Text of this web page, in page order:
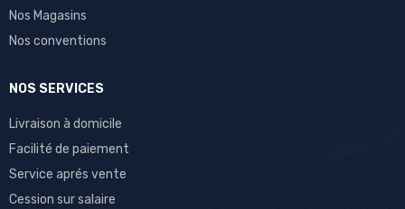
Nos Magasins
Nos conventions
NOS SERVICES
Livraison à domicile
Facilité de paiement
Service aprés vente
Cession sur salaire